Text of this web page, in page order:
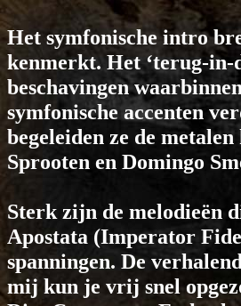
Het symfonische intro
kenmerkt. Het ‘terug-in-
beschavingen
symfonische accenten
begeleiden ze de
Sprooten en Domingo
Sterk zijn de melodieën
Apostata (Imperator
spanningen. De
mij kun je vrij snel